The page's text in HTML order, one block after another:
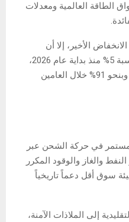
الطاقة العالمية ومعدلات
الأخير، إلا أن
المعدن النفيس لا يزال مرتفعا بنسبة 5% منذ بداية عام 2026،
وبنسبة 36% خلال العام الماضي، وبنحو 91% خلال العامين
في حركة الشحن عبر
والغاز والوقود المكرر
سوق أقل دعماً تاريخياً
إلى الملاذات الآمنة،